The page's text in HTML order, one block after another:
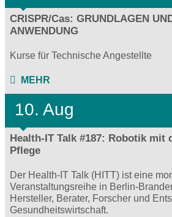
CRISPR/Cas: GRUNDLAGEN
ANWENDUNG
Kurse für Technische Angestellte
MEHR
10. Aug
Health-IT Talk #187: Robotik mit
Pflege
Der Health-IT Talk (HITT) ist eine
Veranstaltungsreihe in Berlin-
Hersteller, Berater, Forscher und
Gesundheitswirtschaft.